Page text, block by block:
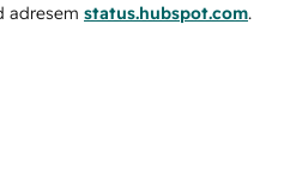
adresem status.hubspot.com.